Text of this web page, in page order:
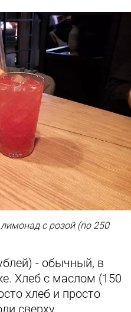
с розой (по 250
- обычный, в
Хлеб с маслом (150
хлеб и просто
сверху.